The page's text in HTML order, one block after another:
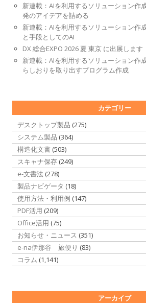
新連載：AIを利用するソリューション作
発のアイデアを詰める
新連載：AIを利用するソリューション作
と手段としてのAI
DX 総合EXPO 2026 夏 東京 に出展します
新連載：AIを利用するソリューション作
らしおりを取り出すプログラム作成
カテゴリー
デスクトップ製品 (275)
システム製品 (364)
構造化文書 (503)
スキャナ保存 (249)
e-文書法 (278)
製品ナビゲータ (18)
使用方法・利用例 (147)
PDF活用 (209)
Office活用 (75)
お知らせ・ニュース (351)
e-na伊那谷 旅便り (83)
コラム (1,141)
アーカイブ